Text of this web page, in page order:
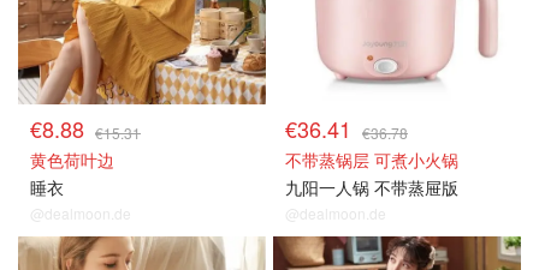
€8.88 €15.31
黄色荷叶边
睡衣
@dealmoon.de
€36.41 €36.78
不带蒸锅层 可煮小火锅
九阳一人锅 不带蒸屉版
@dealmoon.de